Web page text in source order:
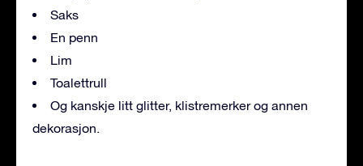
Saks
En penn
Lim
Toalettrull
Og kanskje litt glitter, klistremerker og annen
dekorasjon.